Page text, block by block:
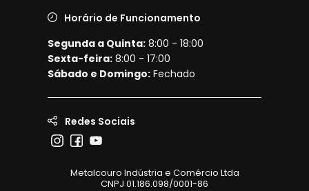
Horário de Funcionamento
Segunda a Quinta: 8:00 - 18:00
Sexta-feira: 8:00 - 17:00
Sábado e Domingo: Fechado
Redes Sociais
Metalcouro Indústria e Comércio Ltda
CNPJ 01.186.098/0001-86